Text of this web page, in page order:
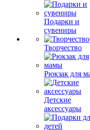
Подарки и
сувениры
Творчество
Рюкзак для
Детские
аксессуары